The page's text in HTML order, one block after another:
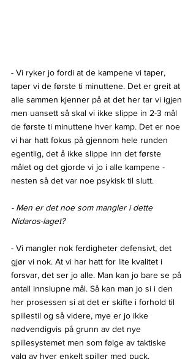
- Vi ryker jo fordi at de kampene vi taper,
taper vi de første ti minuttene. Det er greit at
alle sammen kjenner på at det her tar vi igjen
men uansett så skal vi ikke slippe in 2-3 mål
de første ti minuttene hver kamp. Det er noe
vi har hatt fokus på gjennom hele runden
egentlig, det å ikke slippe inn det første
målet og det gjorde vi jo i alle kampene -
nesten så det var noe psykisk til slutt.
- Men er det noe som mangler i dette
Nidaros-laget?
- Vi mangler nok ferdigheter defensivt, det
gjør vi nok. At vi har hatt for lite kvalitet i
forsvar, det ser jo alle. Man kan jo bare se på
antall innslupne mål. Så kan man jo si i den
her prosessen si at det er skifte i forhold til
spillestil og så videre, mye er jo ikke
nødvendigvis på grunn av det nye
spillesystemet men som følge av taktiske
valg av hver enkelt spiller med puck.